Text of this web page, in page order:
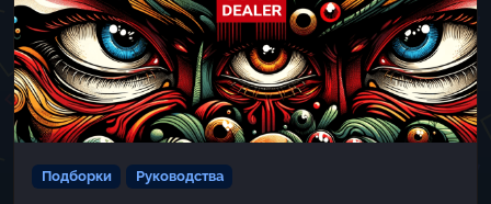
Подборки Руководства